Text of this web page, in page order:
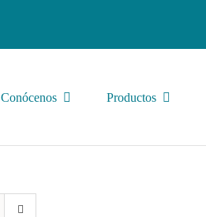
Conócenos Productos